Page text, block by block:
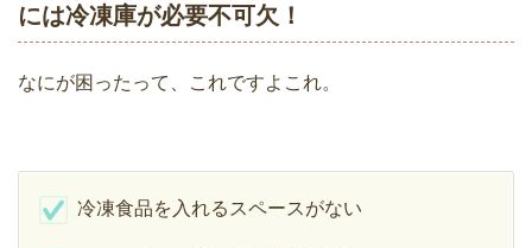
には冷凍庫が必要不可欠！
なにが困ったって、これですよこれ。
冷凍食品を入れるスペースがない